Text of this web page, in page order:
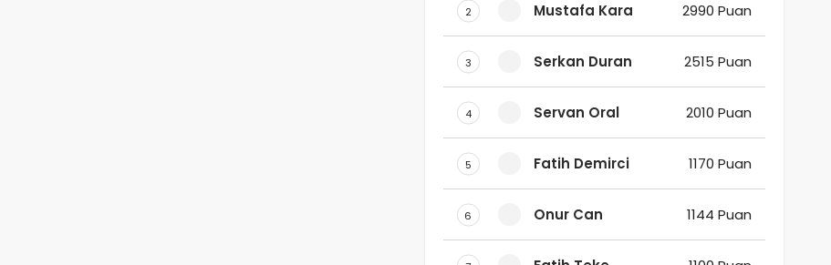
2 Mustafa Kara 2990 Puan
3 Serkan Duran 2515 Puan
4 Servan Oral 2010 Puan
5 Fatih Demirci 1170 Puan
6 Onur Can 1144 Puan